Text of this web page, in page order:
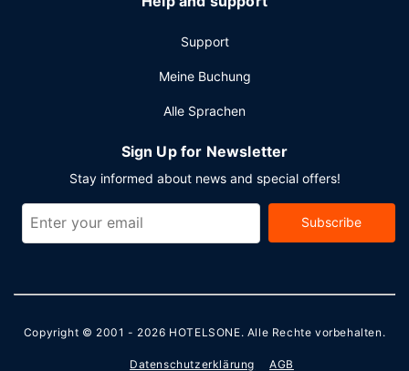
Support
Meine Buchung
Alle Sprachen
Sign Up for Newsletter
Stay informed about news and special offers!
Subscribe
Copyright © 2001 - 2026 HOTELSONE. Alle Rechte vorbehalten.
Datenschutzerklärung AGB